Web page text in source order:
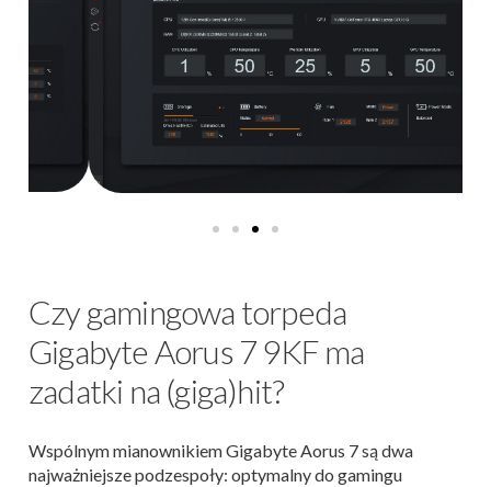
Czy gamingowa torpeda
Gigabyte Aorus 7 9KF ma
zadatki na (giga)hit?
Wspólnym mianownikiem Gigabyte Aorus 7 są dwa
najważniejsze podzespoły: optymalny do gamingu